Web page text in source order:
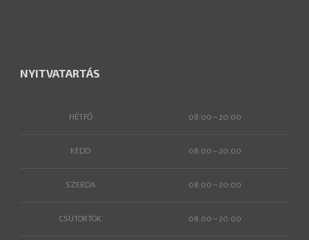
NYITVATARTÁS
HÉTFŐ 08:00 – 20:00
KEDD 08:00 – 20:00
SZERDA 08:00 – 20:00
CSÜTÖRTÖK 08:00 – 20:00